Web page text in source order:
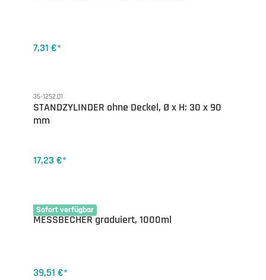
7,31 €*
35-1252.01
STANDZYLINDER ohne Deckel, Ø x H: 30 x 90
mm
17,23 €*
Sofort verfügbar
35-1150.10
MESSBECHER graduiert, 1000ml
39,51 €*